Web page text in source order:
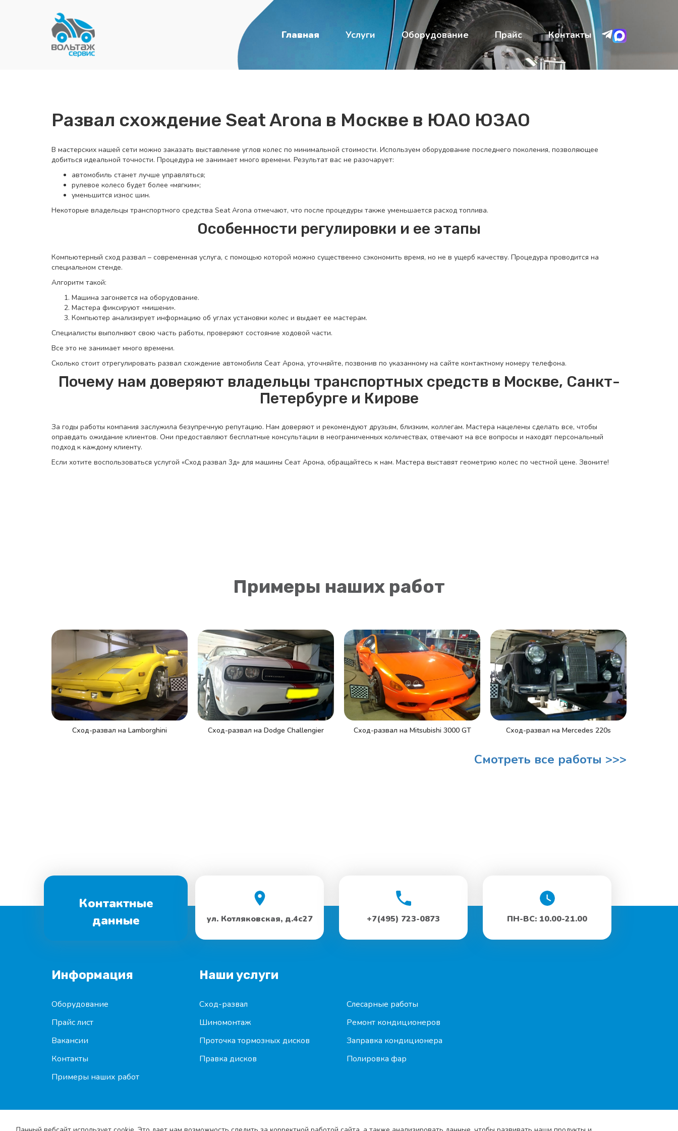
Главная Услуги Оборудование Прайс Контакты
Развал схождение Seat Arona в Москве в ЮАО ЮЗАО
В мастерских нашей сети можно заказать выставление углов колес по минимальной стоимости. Используем оборудование последнего поколения, позволяющее
добиться идеальной точности. Процедура не занимает много времени. Результат вас не разочарует:
автомобиль станет лучше управляться;
рулевое колесо будет более «мягким»;
уменьшится износ шин.
Некоторые владельцы транспортного средства Seat Arona отмечают, что после процедуры также уменьшается расход топлива.
Особенности регулировки и ее этапы
Компьютерный сход развал – современная услуга, с помощью которой можно существенно сэкономить время, но не в ущерб качеству. Процедура проводится на
специальном стенде.
Алгоритм такой:
Машина загоняется на оборудование.
Мастера фиксируют «мишени».
Компьютер анализирует информацию об углах установки колес и выдает ее мастерам.
Специалисты выполняют свою часть работы, проверяют состояние ходовой части.
Все это не занимает много времени.
Сколько стоит отрегулировать развал схождение автомобиля Сеат Арона, уточняйте, позвонив по указанному на сайте контактному номеру телефона.
Почему нам доверяют владельцы транспортных средств в Москве, Санкт-
Петербурге и Кирове
За годы работы компания заслужила безупречную репутацию. Нам доверяют и рекомендуют друзьям, близким, коллегам. Мастера нацелены сделать все, чтобы
оправдать ожидание клиентов. Они предоставляют бесплатные консультации в неограниченных количествах, отвечают на все вопросы и находят персональный
подход к каждому клиенту.
Если хотите воспользоваться услугой «Сход развал 3д» для машины Сеат Арона, обращайтесь к нам. Мастера выставят геометрию колес по честной цене. Звоните!
Примеры наших работ
Сход-развал на Lamborghini Сход-развал на Dodge Challengier Сход-развал на Mitsubishi 3000 GT Сход-развал на Mercedes 220s
Смотреть все работы >>>
Контактные
данные
ул. Котляковская, д.4с27 +7(495) 723-0873 ПН-ВС: 10.00-21.00
Информация
Оборудование
Прайс лист
Вакансии
Контакты
Примеры наших работ
Наши услуги
Сход-развал
Шиномонтаж
Проточка тормозных дисков
Правка дисков
Слесарные работы
Ремонт кондиционеров
Заправка кондиционера
Полировка фар